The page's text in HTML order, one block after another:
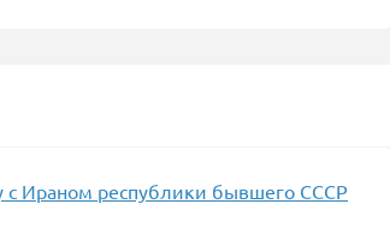
с Ираном республики бывшего СССР